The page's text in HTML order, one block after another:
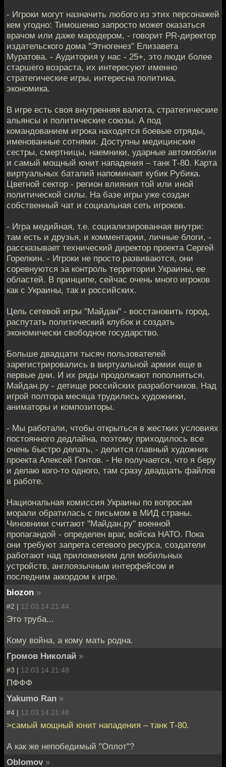
- Игроки могут назначить любого из этих персонажей
кем угодно: Тимошенко запросто может оказаться
врачом или даже мародером, - говорит PR-директор
издательского дома "Этногенез" Елизавета
Муратова. - Аудитория у нас - 25+, это люди более
старшего возраста, их интересуют именно
стратегические игры, интересна политика,
экономика.
В игре есть своя внутренняя валюта, стратегические
альянсы и политические союзы. А под
командованием игрока находятся боевые отряды,
именованные сотнями. Доступны медицинские
сестры, смертницы, наемники, ударные автомобили
и самый мощный юнит нападения – танк Т-80. Карта
виртуальных баталий напоминает кубик Рубика.
Цветной сектор - регион влияния той или иной
политической силы. На базе игры уже создан
собственный чат и социальная сеть игроков.
- Игра медийная, т.е. социализированная внутри:
там есть и друзья, и комментарии, личные блоги, -
рассказывает технический директор проекта Сергей
Горелкин. - Игроки не просто развиваются, они
соревнуются за контроль территории Украины, ее
областей. В принципе, сейчас очень много игроков
как с Украины, так и российских.
Цель сетевой игры "Майдан" - восстановить город,
распутать политический клубок и создать
экономически свободное государство.
Больше двадцати тысяч пользователей
зарегистрировались в виртуальной армии еще в
первые дни. И их ряды продолжают пополняться.
Майдан.ру - детище российских разработчиков. Над
игрой полтора месяца трудились художники,
аниматоры и композиторы.
- Мы работали, чтобы открыться в жестких условиях
постоянного дедлайна, поэтому приходилось все
очень быстро делать, - делится главный художник
проекта Алексей Гонтов. - Не получается, что я беру
и делаю кого-то одного, там сразу двадцать файлов
в работе.
Национальная комиссия Украины по вопросам
морали обратилась с письмом в МИД страны.
Чиновники считают "Майдан.ру" военной
пропагандой - определен враг, войска НАТО. Пока
они требуют запрета сетевого ресурса, создатели
работают над приложением для мобильных
устройств, англоязычным интерфейсом и
последним аккордом к игре.
biozon »
#2 | 12.03.14 21:44
Это труба...
Кому война, а кому мать родна.
Громов Николай »
#3 | 12.03.14 21:48
ПФФФ
Yakumo Ran »
#4 | 12.03.14 21:48
>самый мощный юнит нападения – танк Т-80.
А как же непобедимый "Оплот"?
Oblomov »